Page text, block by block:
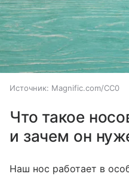
Источник: Magnific.com/CC0
Что такое
и зачем он
Наш нос работает в